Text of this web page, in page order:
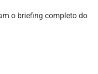
o briefing completo do